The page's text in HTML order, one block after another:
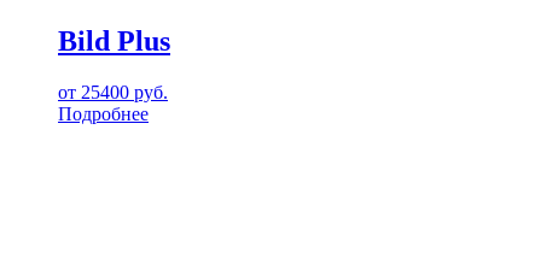
Bild Plus
от 25400 руб.
Подробнее